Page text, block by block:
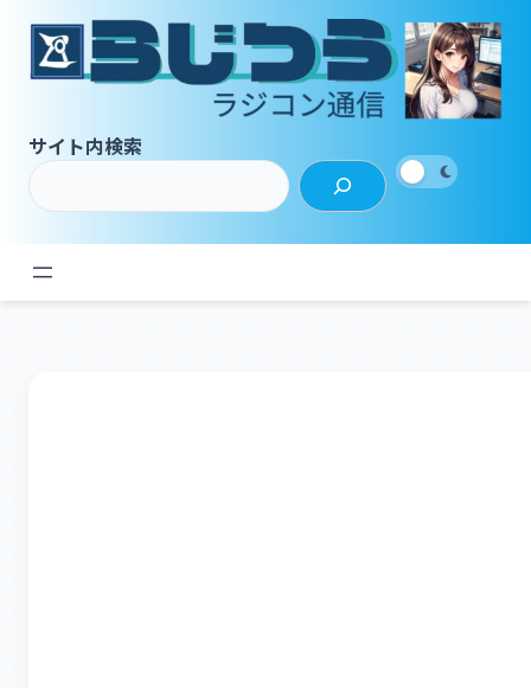
サイト内検索